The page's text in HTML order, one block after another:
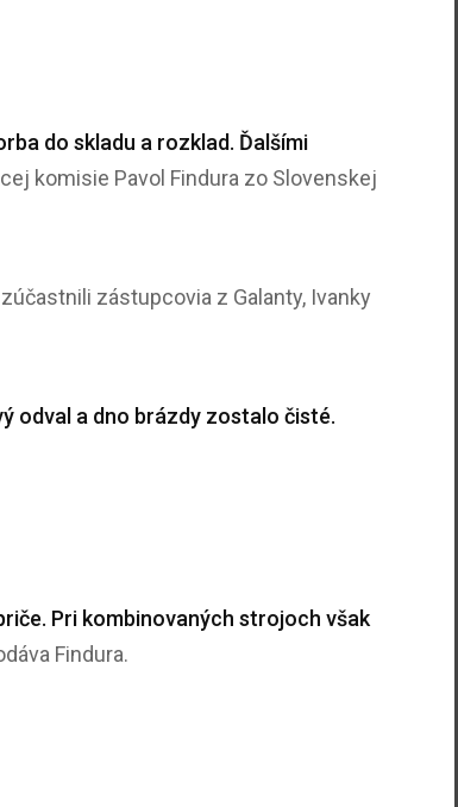
do skladu a rozklad. Ďalšími
komisie Pavol Findura zo Slovenskej
zástupcovia z Galanty, Ivanky
odval a dno brázdy zostalo čisté.
Pri kombinovaných strojoch však
Findura.